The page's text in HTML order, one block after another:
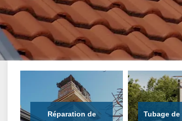
Réparation de
Tubage de